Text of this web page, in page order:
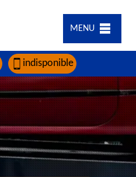
MENU
indisponible